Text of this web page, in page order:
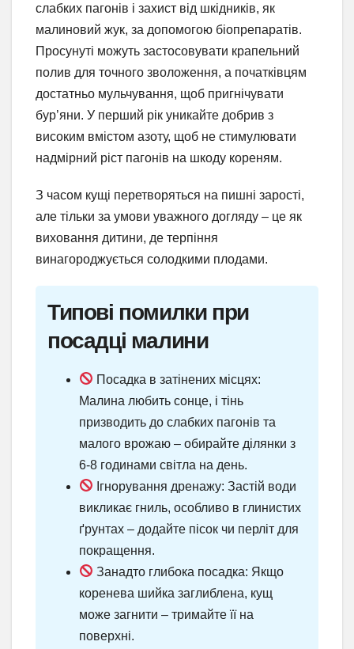
слабких пагонів і захист від шкідників, як
малиновий жук, за допомогою біопрепаратів.
Просунуті можуть застосовувати крапельний
полив для точного зволоження, а початківцям
достатньо мульчування, щоб пригнічувати
бур’яни. У перший рік уникайте добрив з
високим вмістом азоту, щоб не стимулювати
надмірний ріст пагонів на шкоду кореням.
З часом кущі перетворяться на пишні зарості,
але тільки за умови уважного догляду – це як
виховання дитини, де терпіння
винагороджується солодкими плодами.
Типові помилки при
посадці малини
Посадка в затінених місцях:
Малина любить сонце, і тінь
призводить до слабких пагонів та
малого врожаю – обирайте ділянки з
6-8 годинами світла на день.
Ігнорування дренажу: Застій води
викликає гниль, особливо в глинистих
ґрунтах – додайте пісок чи перліт для
покращення.
Занадто глибока посадка: Якщо
коренева шийка заглиблена, кущ
може загнити – тримайте її на
поверхні.